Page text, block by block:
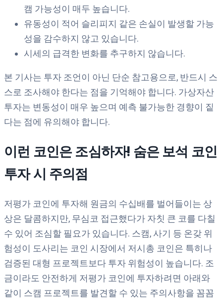
캠 가능성이 매두 높습니다.
유동성이 적어 슬리피지 같은 손실이 발생할 가능
성을 감수하지 않고 있습니다.
시세의 급격한 변화를 추구하지 않습니다.
본 기사는 투자 조언이 아닌 단순 참고용으로, 반드시 스
스로 조사해야 한다는 점을 기억해야 합니다. 가상자산
투자는 변동성이 매우 높으며 예측 불가능한 경향이 짙
다는 점에 유의해야 합니다.
이런 코인은 조심하자! 숨은 보석 코인
투자 시 주의점
저평가 코인에 투자해 원금의 수십배를 벌어들이는 상
상은 달콤하지만, 무심코 접근했다가 자칫 큰 코를 다칠
수 있어 조심할 필요가 있습니다. 스캠, 사기 등 온갖 위
험성이 도사리는 코인 시장에서 저시총 코인은 특히나
검증된 대형 프로젝트보다 투자 위험성이 높습니다. 조
금이라도 안전하게 저평가 코인에 투자하려면 아래와
같이 스캠 프로젝트를 발견할 수 있는 주의사항을 꼼꼼